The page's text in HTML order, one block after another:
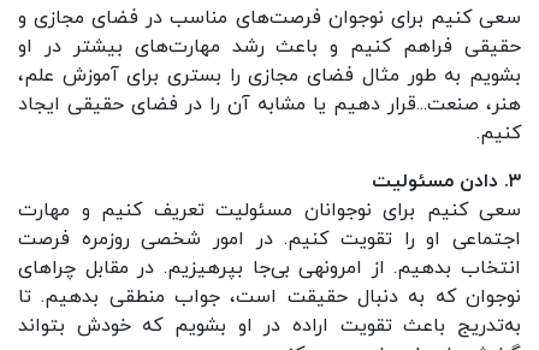
سعی کنیم برای نوجوان فرصت‌های مناسب در فضای مجازی و
حقیقی فراهم کنیم و باعث رشد مهارت‌های بیشتر در او
بشویم به‌ طور مثال فضای مجازی را بستری برای آموزش علم،
هنر، صنعت...قرار دهیم یا مشابه آن را در فضای حقیقی ایجاد
کنیم.
۳. دادن مسئولیت
سعی کنیم برای نوجوانان مسئولیت تعریف کنیم و مهارت
اجتماعی او را تقویت کنیم. در امور شخصی روزمره فرصت
انتخاب بدهیم. از امرونهی بی‌جا بپرهیزیم. در مقابل چراهای
نوجوان که به دنبال حقیقت است، جواب منطقی بدهیم. تا
به‌تدریج باعث تقویت اراده در او بشویم که خودش بتواند